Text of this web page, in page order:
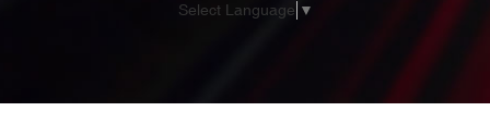
Select Language ▼